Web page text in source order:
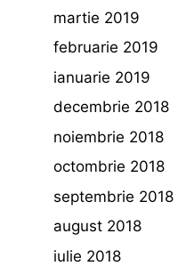
martie 2019
februarie 2019
ianuarie 2019
decembrie 2018
noiembrie 2018
octombrie 2018
septembrie 2018
august 2018
iulie 2018